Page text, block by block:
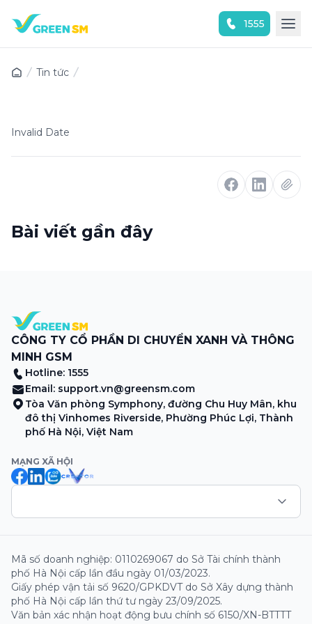
1555
Tin tức
Invalid Date
Bài viết gần đây
CÔNG TY CỔ PHẦN DI CHUYỂN XANH VÀ THÔNG
MINH GSM
Hotline: 1555
Email: support.vn@greensm.com
Tòa Văn phòng Symphony, đường Chu Huy Mân, khu
đô thị Vinhomes Riverside, Phường Phúc Lợi, Thành
phố Hà Nội, Việt Nam
MẠNG XÃ HỘI
Mã số doanh nghiệp: 0110269067 do Sở Tài chính thành
phố Hà Nội cấp lần đầu ngày 01/03/2023.
Giấy phép vận tải số 9620/GPKDVT do Sở Xây dựng thành
phố Hà Nội cấp lần thứ tư ngày 23/09/2025.
Văn bản xác nhận hoạt động bưu chính số 6150/XN-BTTTT